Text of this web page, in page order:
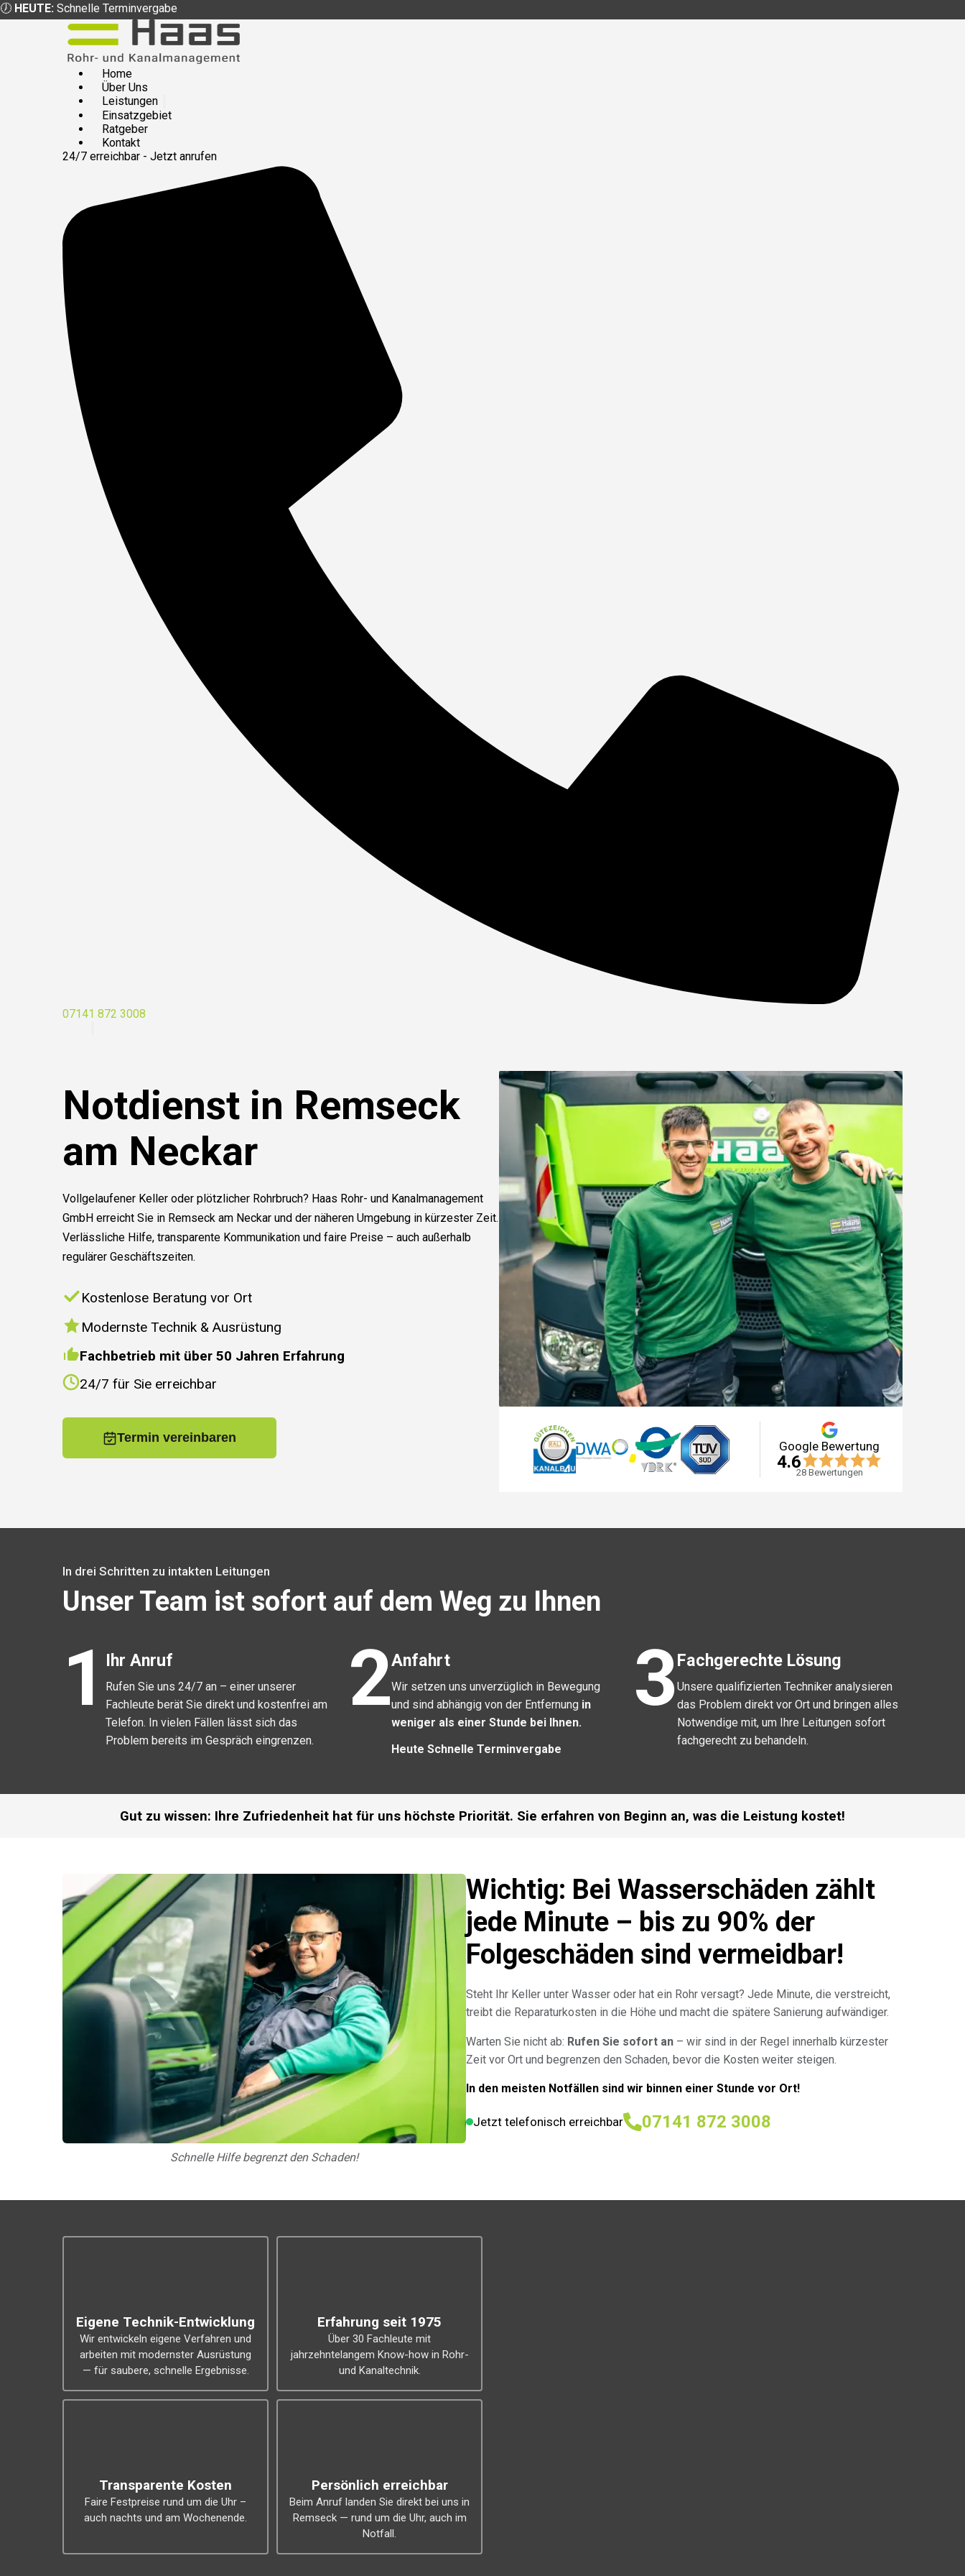
🕖 HEUTE: Schnelle Terminvergabe
Home
Über Uns
Leistungen
Einsatzgebiet
Ratgeber
Kontakt
24/7 erreichbar - Jetzt anrufen
07141 872 3008
Notdienst in Remseck
am Neckar
Vollgelaufener Keller oder plötzlicher Rohrbruch? Haas Rohr- und Kanalmanagement
GmbH erreicht Sie in Remseck am Neckar und der näheren Umgebung in kürzester Zeit.
Verlässliche Hilfe, transparente Kommunikation und faire Preise – auch außerhalb
regulärer Geschäftszeiten.
Kostenlose Beratung vor Ort
Modernste Technik & Ausrüstung
Fachbetrieb mit über 50 Jahren Erfahrung
24/7 für Sie erreichbar
Termin vereinbaren
Google Bewertung
4.6
28Bewertungen
In drei Schritten zu intakten Leitungen
Unser Team ist sofort auf dem Weg zu Ihnen
1 Ihr Anruf
Rufen Sie uns 24/7 an – einer unserer
Fachleute berät Sie direkt und kostenfrei am
Telefon. In vielen Fällen lässt sich das
Problem bereits im Gespräch eingrenzen.
2Anfahrt
Wir setzen uns unverzüglich in Bewegung
und sind abhängig von der Entfernung in
weniger als einer Stunde bei Ihnen.
Heute Schnelle Terminvergabe
3Fachgerechte Lösung
Unsere qualifizierten Techniker analysieren
das Problem direkt vor Ort und bringen alles
Notwendige mit, um Ihre Leitungen sofort
fachgerecht zu behandeln.
Gut zu wissen: Ihre Zufriedenheit hat für uns höchste Priorität. Sie erfahren von Beginn an, was die Leistung kostet!
Schnelle Hilfe begrenzt den Schaden!
Wichtig: Bei Wasserschäden zählt
jede Minute – bis zu 90% der
Folgeschäden sind vermeidbar!
Steht Ihr Keller unter Wasser oder hat ein Rohr versagt? Jede Minute, die verstreicht,
treibt die Reparaturkosten in die Höhe und macht die spätere Sanierung aufwändiger.
Warten Sie nicht ab: Rufen Sie sofort an– wir sind in der Regel innerhalb kürzester
Zeit vor Ort und begrenzen den Schaden, bevor die Kosten weiter steigen.
In den meisten Notfällen sind wir binnen einer Stunde vor Ort!
Jetzt telefonisch erreichbar 07141 872 3008
Unsere Vorteile
Eigene Technik-Entwicklung
Wir entwickeln eigene Verfahren und
arbeiten mit modernster Ausrüstung
— für saubere, schnelle Ergebnisse.
Erfahrung seit 1975
Über 30 Fachleute mit
jahrzehntelangem Know-how in Rohr-
und Kanaltechnik.
Transparente Kosten
Faire Festpreise rund um die Uhr –
auch nachts und am Wochenende.
Persönlich erreichbar
Beim Anruf landen Sie direkt bei uns in
Remseck — rund um die Uhr, auch im
Notfall.